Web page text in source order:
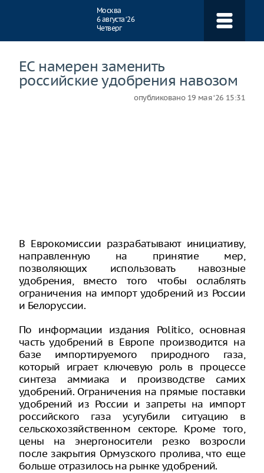
Москва
6 августа ‘26
Четверг
ЕС намерен заменить
российские удобрения навозом
опубликовано 19 мая ‘26 15:31
В Еврокомиссии разрабатывают инициативу,
направленную на принятие мер,
позволяющих использовать навозные
удобрения, вместо того чтобы ослаблять
ограничения на импорт удобрений из России
и Белоруссии.
По информации издания Politico, основная
часть удобрений в Европе производится на
базе импортируемого природного газа,
который играет ключевую роль в процессе
синтеза аммиака и производстве самих
удобрений. Ограничения на прямые поставки
удобрений из России и запреты на импорт
российского газа усугубили ситуацию в
сельскохозяйственном секторе. Кроме того,
цены на энергоносители резко возросли
после закрытия Ормузского пролива, что еще
больше отразилось на рынке удобрений.